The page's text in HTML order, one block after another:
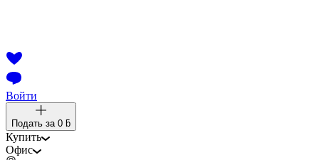
Войти
Подать за 0 ƃ
Купить
Офис